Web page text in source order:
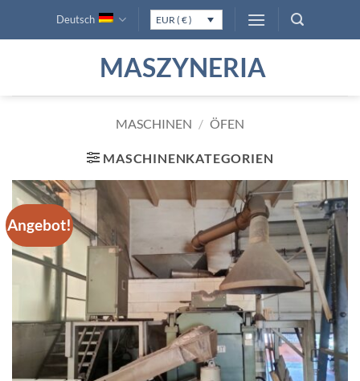
Deutsch EUR ( € )
MASZYNERIA
MASCHINEN / ÖFEN
MASCHINENKATEGORIEN
Angebot!